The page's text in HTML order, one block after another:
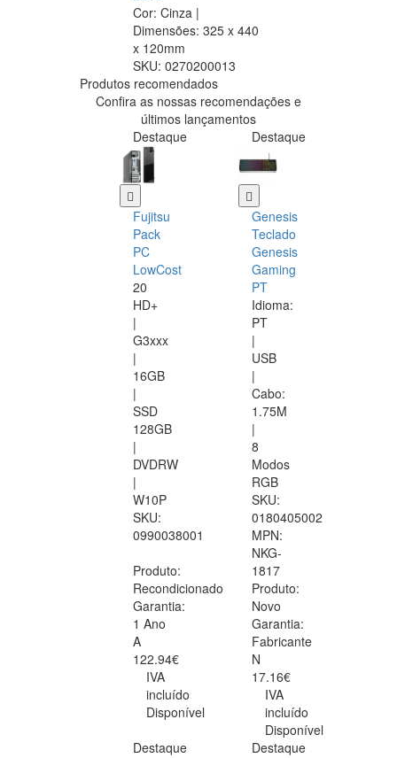
Cor: Cinza |
Dimensões: 325 x 440
x 120mm
SKU: 0270200013
Produtos recomendados
Confira as nossas recomendações e
últimos lançamentos
Destaque
Fujitsu
Pack
PC
LowCost
20
HD+
|
G3xxx
|
16GB
|
SSD
128GB
|
DVDRW
|
W10P
SKU:
0990038001
Produto:
Recondicionado
Garantia:
1 Ano
A
122.94€
IVA
incluído
Disponível
Destaque
Genesis
Teclado
Genesis
Gaming
PT
Idioma:
PT
|
USB
|
Cabo:
1.75M
|
8
Modos
RGB
SKU:
0180405002
MPN:
NKG-
1817
Produto:
Novo
Garantia:
Fabricante
N
17.16€
IVA
incluído
Disponível
Destaque
Destaque